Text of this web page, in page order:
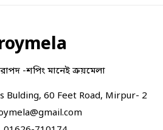
-শপিং মানেই ক্রয়মেলা
Bulding, 60 Feet Road, Mirpur- 2